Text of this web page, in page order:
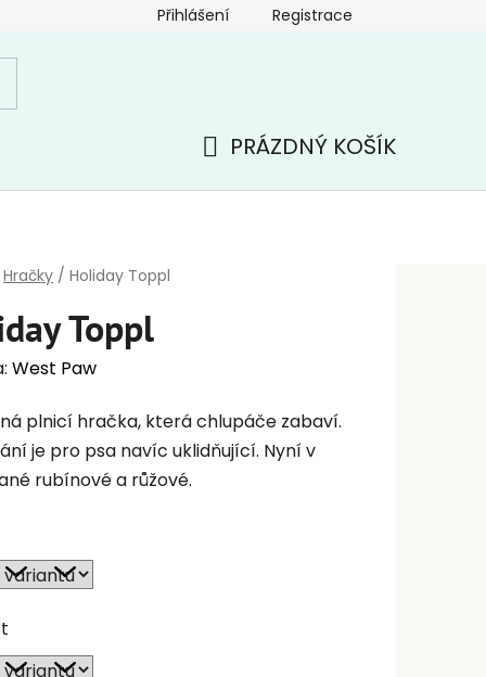
Přihlášení Registrace
PRÁZDNÝ KOŠÍK
Hračky / Holiday Toppl
Toppl
West Paw
plnicí hračka, která chlupáče zabaví.
je pro psa navíc uklidňující. Nyní v
rubínové a růžové.